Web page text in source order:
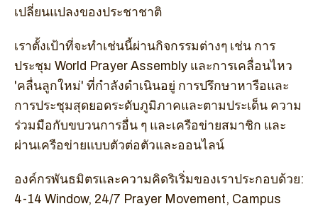
เปลี่ยนแปลงของประชาชาติ
เราตั้งเป้าที่จะทำเช่นนี้ผ่านกิจกรรมต่างๆ เช่น การ
ประชุม World Prayer Assembly และการเคลื่อนไหว
'คลื่นลูกใหม่' ที่กำลังดำเนินอยู่ การปรึกษาหารือและ
การประชุมสุดยอดระดับภูมิภาคและตามประเด็น ความ
ร่วมมือกับขบวนการอื่น ๆ และเครือข่ายสมาชิก และ
ผ่านเครือข่ายแบบตัวต่อตัวและออนไลน์
องค์กรพันธมิตรและความคิดริเริ่มของเราประกอบด้วย:
4-14 Window, 24/7 Prayer Movement, Campus